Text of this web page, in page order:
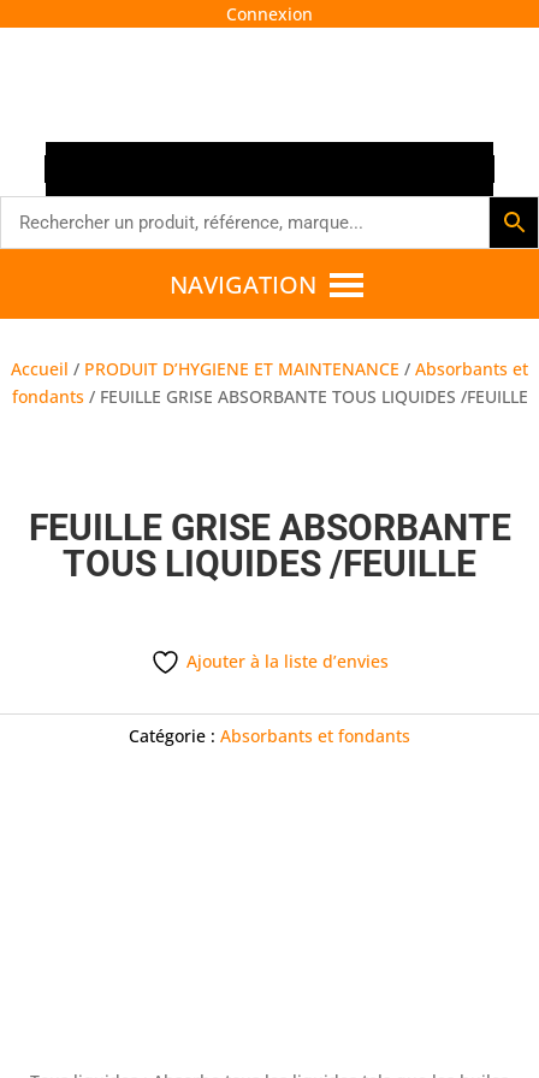
Connexion
NAVIGATION
Accueil / PRODUIT D’HYGIENE ET MAINTENANCE / Absorbants et
fondants/ FEUILLE GRISE ABSORBANTE TOUS LIQUIDES /FEUILLE
FEUILLE GRISE ABSORBANTE
TOUS LIQUIDES /FEUILLE
Ajouter à la liste d’envies
Catégorie : Absorbants et fondants